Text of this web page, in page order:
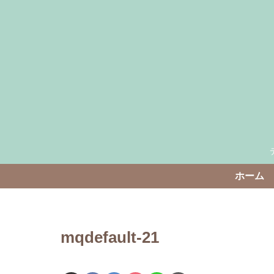
ホーム
mqdefault-21